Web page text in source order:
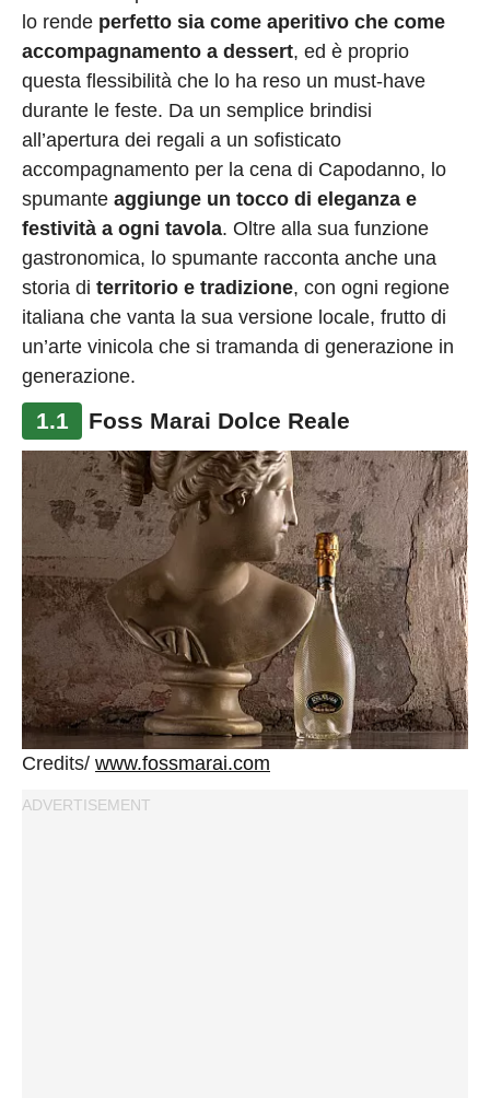
lo rende perfetto sia come aperitivo che come
accompagnamento a dessert, ed è proprio
questa flessibilità che lo ha reso un must-have
durante le feste. Da un semplice brindisi
all’apertura dei regali a un sofisticato
accompagnamento per la cena di Capodanno, lo
spumante aggiunge un tocco di eleganza e
festività a ogni tavola. Oltre alla sua funzione
gastronomica, lo spumante racconta anche una
storia di territorio e tradizione, con ogni regione
italiana che vanta la sua versione locale, frutto di
un’arte vinicola che si tramanda di generazione in
generazione.
1.1 Foss Marai Dolce Reale
Credits/ www.fossmarai.com